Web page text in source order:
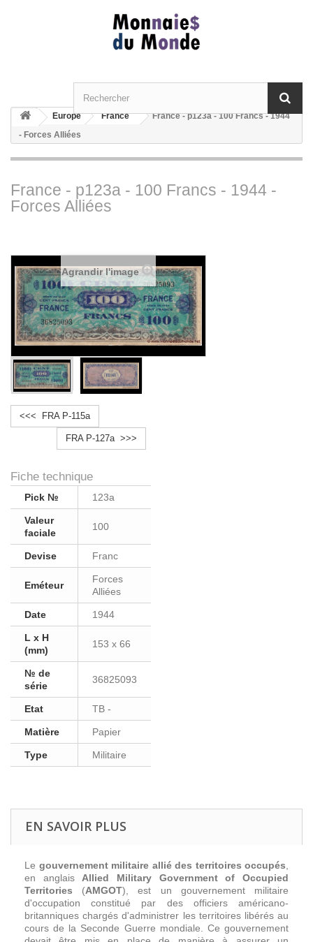
Europe France
France - p123a - 100 Francs - 1944
- Forces Alliées
France - p123a - 100 Francs - 1944 -
Forces Alliées
Agrandir l'image
<<< FRA P-115a
FRA P-127a >>>
Fiche technique
Pick № 123a
Valeur
faciale
100
Devise Franc
Eméteur
Forces
Alliées
Date 1944
L x H
(mm)
153 x 66
№ de
série
36825093
Etat TB -
Matière Papier
Type Militaire
EN SAVOIR PLUS
Le gouvernement militaire allié des territoires occupés
en anglais Allied Military Government of Occupied
Territories (AMGOT), est un gouvernement militaire
d'occupation constitué par des officiers américano-
britanniques chargés d'administrer les territoires libérés au
cours de la Seconde Guerre mondiale. Ce gouvernement